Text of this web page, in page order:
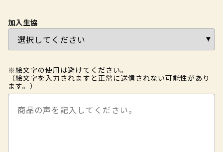
加入生協
※絵文字の使用は避けてください。
（絵文字を入力されますと正常に送信されない可能性があり
ます。）